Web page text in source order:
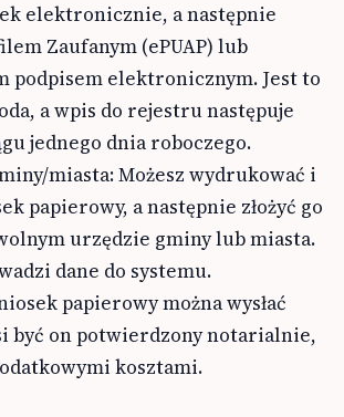
elektronicznie, a następnie
Zaufanym (ePUAP) lub
podpisem elektronicznym. Jest to
a wpis do rejestru następuje
jednego dnia roboczego.
miasta: Możesz wydrukować i
papierowy, a następnie złożyć go
urzędzie gminy lub miasta.
dane do systemu.
papierowy można wysłać
być on potwierdzony notarialnie,
kosztami.